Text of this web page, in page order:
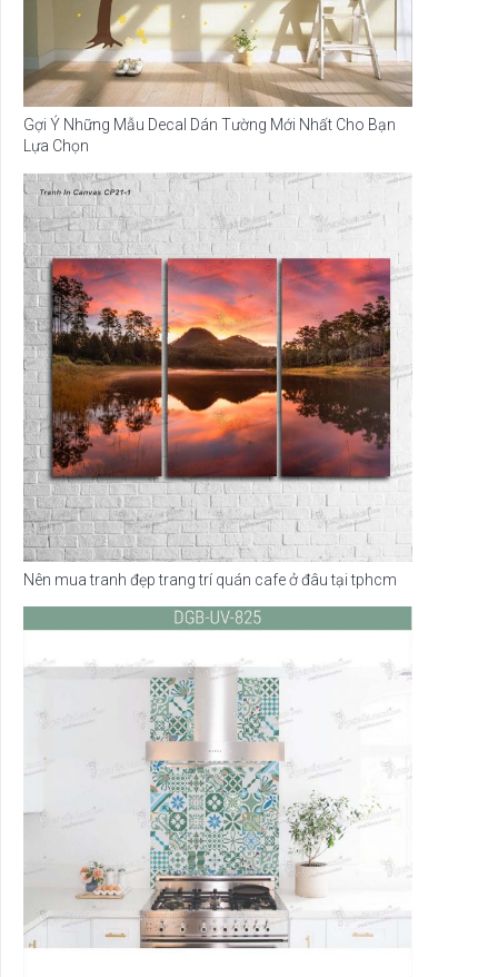
Gợi Ý Những Mẫu Decal Dán Tường Mới Nhất Cho Bạn
Lựa Chọn
Nên mua tranh đẹp trang trí quán cafe ở đâu tại tphcm